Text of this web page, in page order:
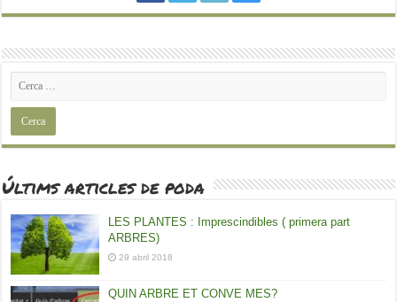
Últims articles de poda
LES PLANTES : Imprescindibles ( primera part
ARBRES)
29 abril 2018
QUIN ARBRE ET CONVE MES?